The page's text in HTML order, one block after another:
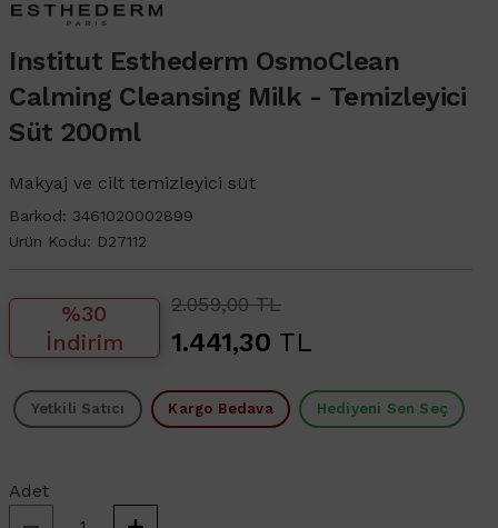
Institut Esthederm OsmoClean
Calming Cleansing Milk - Temizleyici
Süt 200ml
Makyaj ve cilt temizleyici süt
Barkod: 3461020002899
Ürün Kodu: D27112
%30
İndirim
2.059,00 TL
1.441,30 TL
Yetkili Satıcı Kargo Bedava Hediyeni Sen Seç
Adet